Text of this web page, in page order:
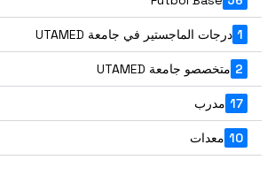
درجات الماجستير في جامعة UTAMED 1
متخصصو جامعة UTAMED 2
مدرب 17
معدات 10